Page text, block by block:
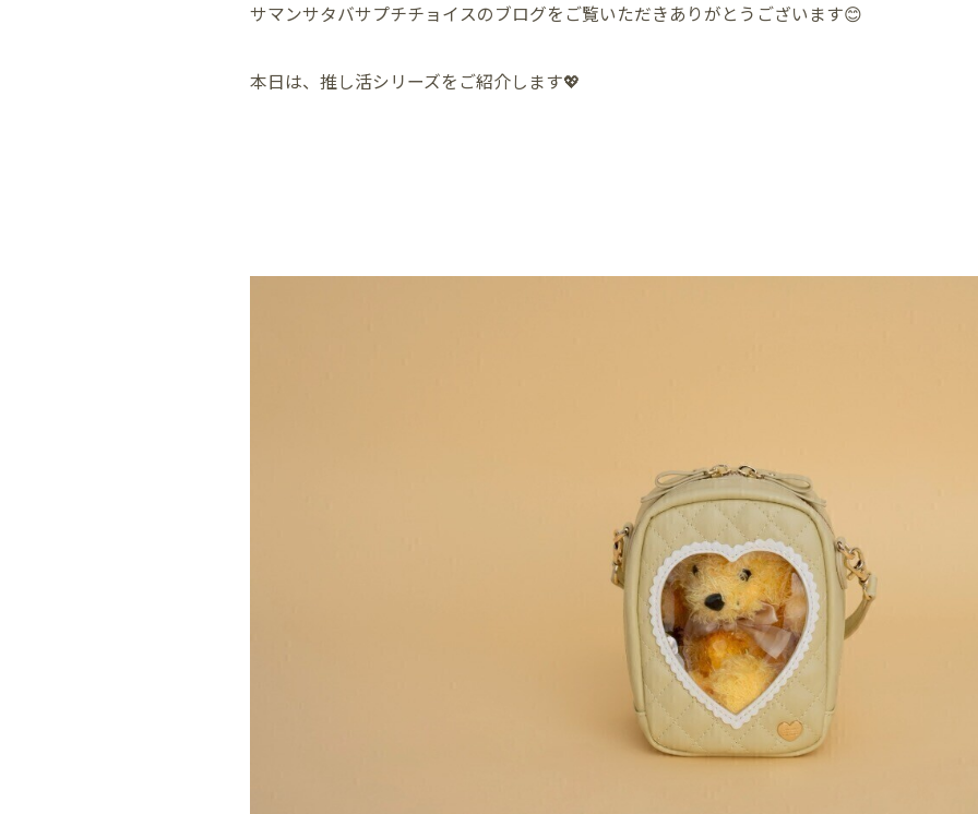
サマンサタバサプチチョイスのブログをご覧いただきありがとうございます😊
本日は、推し活シリーズをご紹介します💖